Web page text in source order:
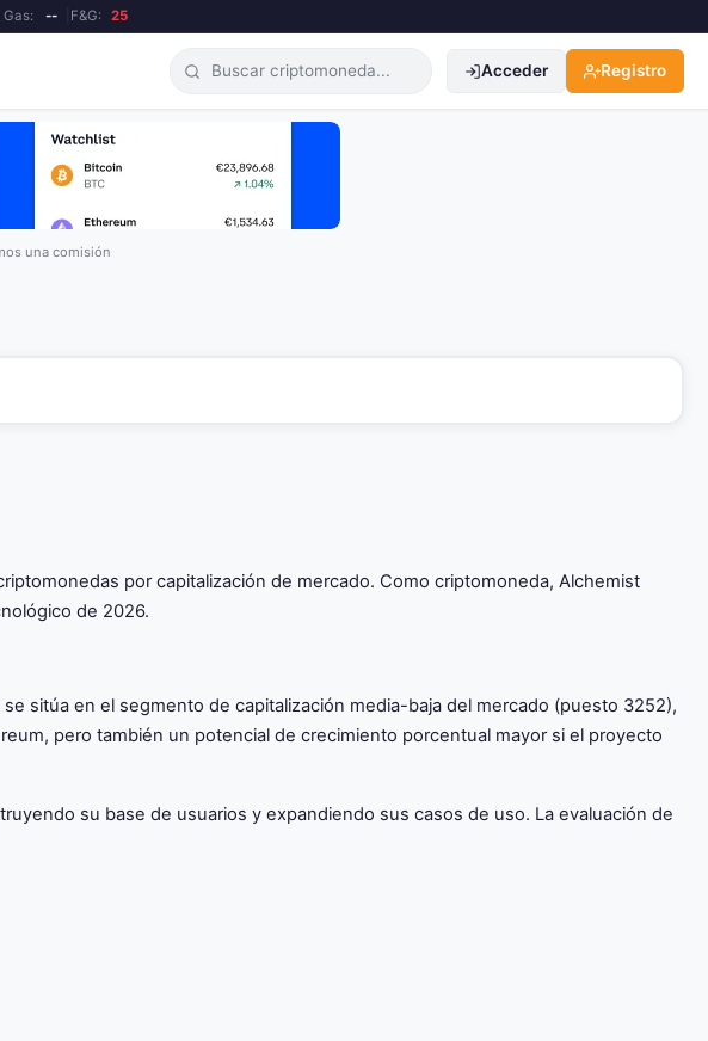
Gas: -- F&G: 25
Acceder Registro
una comisión
por capitalización de mercado. Como criptomoneda, Alchemist
de 2026.
sitúa en el segmento de capitalización media-baja del mercado (puesto 3252),
pero también un potencial de crecimiento porcentual mayor si el proyecto
su base de usuarios y expandiendo sus casos de uso. La evaluación de